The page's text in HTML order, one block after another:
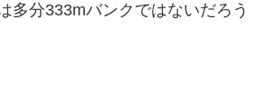
多分333mバンクではないだろう